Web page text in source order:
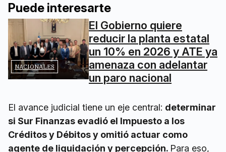
Puede interesarte
NACIONALES
El Gobierno quiere
reducir la planta estatal
un 10% en 2026 y ATE ya
amenaza con adelantar
un paro nacional
El avance judicial tiene un eje central: determinar
si Sur Finanzas evadió el Impuesto a los
Créditos y Débitos y omitió actuar como
agente de liquidación y percepción. Para eso,